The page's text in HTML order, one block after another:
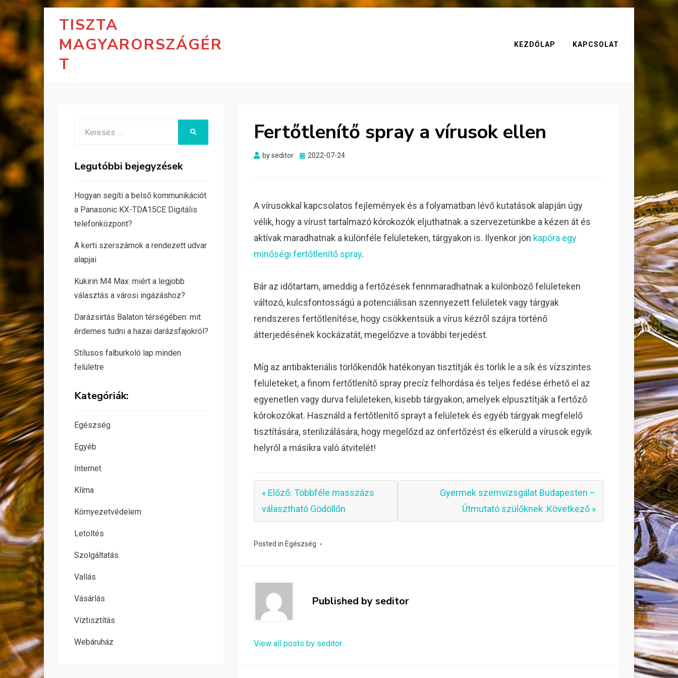
TISZTA
MAGYARORSZÁGÉR
T
KEZDŐLAP KAPCSOLAT
Fertőtlenítő spray a vírusok ellen
byseditor
Posted
2022-07-24
A vírusokkal kapcsolatos fejlemények és a folyamatban lévő kutatások alapján úgy
vélik, hogy a vírust tartalmazó kórokozók eljuthatnak a szervezetünkbe a kézen át és
aktívak maradhatnak a különféle felületeken, tárgyakon is. Ilyenkor jön kapóra egy
minőségi fertőtlenítő spray.
Bár az időtartam, ameddig a fertőzések fennmaradhatnak a különböző felületeken
változó, kulcsfontosságú a potenciálisan szennyezett felületek vagy tárgyak
rendszeres fertőtlenítése, hogy csökkentsük a vírus kézről szájra történő
átterjedésének kockázatát, megelőzve a további terjedést.
Míg az antibakteriális törlőkendők hatékonyan tisztítják és törlik le a sík és vízszintes
felületeket, a finom fertőtlenítő spray precíz felhordása és teljes fedése érhető el az
egyenetlen vagy durva felületeken, kisebb tárgyakon, amelyek elpusztítják a fertőző
kórokozókat. Használd a fertőtlenítő sprayt a felületek és egyéb tárgyak megfelelő
tisztítására, sterilizálására, hogy megelőzd az önfertőzést és elkerüld a vírusok egyik
helyről a másikra való átvitelét!
« Előző: Többféle masszázs
választható Gödöllőn
Gyermek szemvizsgálat Budapesten –
Útmutató szülőknek :Következő »
Posted in Egészség
Published byseditor
View all posts by seditor
Legutóbbi bejegyzések
Hogyan segíti a belső kommunikációt
a Panasonic KX-TDA15CE Digitális
telefonközpont?
A kerti szerszámok a rendezett udvar
alapjai
Kukirin M4 Max: miért a legjobb
választás a városi ingázáshoz?
Darázsirtás Balaton térségében: mit
érdemes tudni a hazai darázsfajokról?
Stílusos falburkoló lap minden
felületre
Kategóriák:
Egészség
Egyéb
Internet
Klíma
Környezetvédelem
Letöltés
Szolgáltatás
Vallás
Vásárlás
Víztisztítás
Webáruház